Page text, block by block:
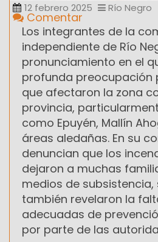
12 febrero 2025 Río Negro
Comentar
Los integrantes de la
independiente de Río
pronunciamiento en el
profunda preocupación
que afectaron la zona
provincia,
como Epuyén, Mallín
áreas aledañas. En su
denuncian que los
dejaron a muchas
medios de subsistencia,
también revelaron la
adecuadas de
por parte de las